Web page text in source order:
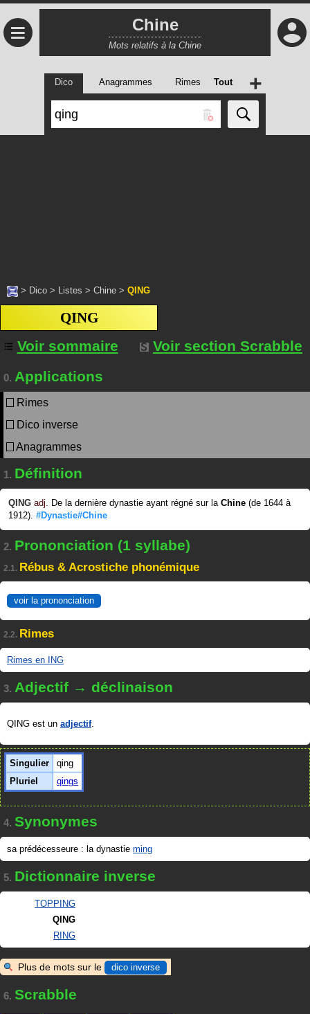
≡ Chine
Mots relatifs à la Chine
Dico Anagrammes Rimes Tout +
> Dico > Listes > Chine > QING
QING
Voir sommaire
Voir section Scrabble
0. Applications
Rimes
Dico inverse
Anagrammes
1. Définition
QING adj. De la dernière dynastie ayant régné sur la Chine (de 1644 à
1912). #Dynastie#Chine
2. Prononciation (1 syllabe)
2.1. Rébus & Acrostiche phonémique
voir la prononciation
2.2. Rimes
Rimes en ING
3. Adjectif → déclinaison
QING est un adjectif.
Singulier
qing
Pluriel
qings
4. Synonymes
sa prédécesseure : la dynastie ming
5. Dictionnaire inverse
TOPPING
QING
RING
Plus de mots sur le dico inverse
6. Scrabble